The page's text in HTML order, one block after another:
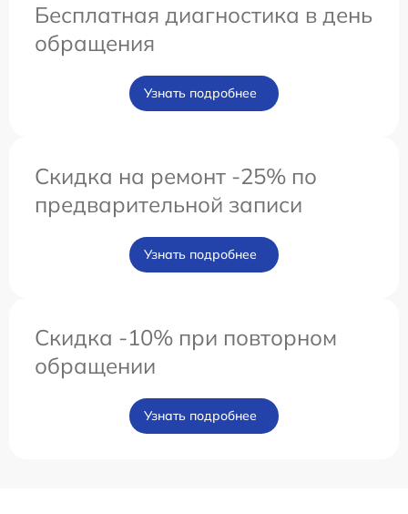
Бесплатная диагностика в день
обращения
Узнать подробнее
Скидка на ремонт -25% по
предварительной записи
Узнать подробнее
Скидка -10% при повторном
обращении
Узнать подробнее